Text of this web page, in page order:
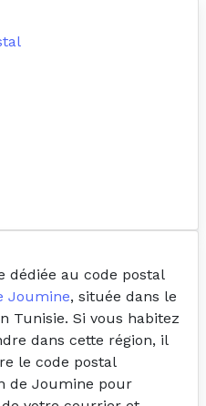
dédiée au code postal
Joumine, située dans le
Tunisie. Si vous habitez
dans cette région, il
le code postal
de Joumine pour